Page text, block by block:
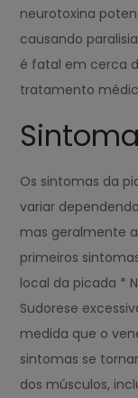
neurotoxina
causando
é fatal em cerca
tratamento
Os sintomas da
variar
mas geralmente
primeiros
local da picada *
Sudorese
medida que o
sintomas se
dos músculos,